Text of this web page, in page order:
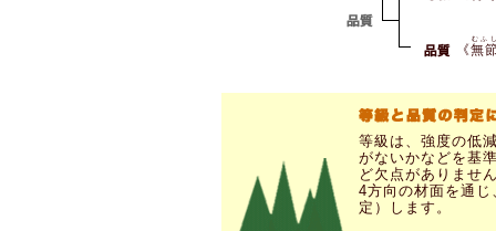
《無
むふ
等級は、強度の低
がないかなどを基
ど欠点がありませ
4方向の材面を通
定）します。